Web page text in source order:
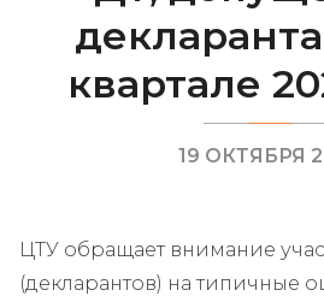
квартале
19 ОКТЯБРЯ
ЦТУ обращает внимание
(декларантов) на типичные